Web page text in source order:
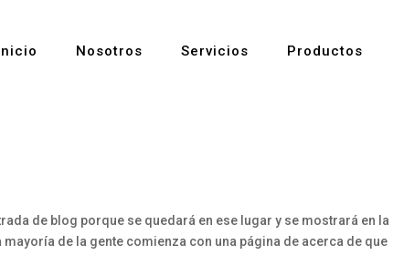
Inicio Nosotros Servicios Productos
de blog porque se quedará en ese lugar y se mostrará en la
de la gente comienza con una página de acerca de que